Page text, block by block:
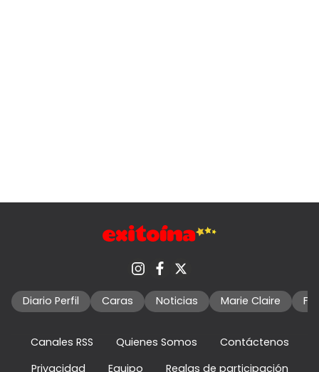
Diario Perfil Caras Noticias Marie Claire
Canales RSS Quienes Somos
Contáctenos
Privacidad
Equipo Reglas de participación